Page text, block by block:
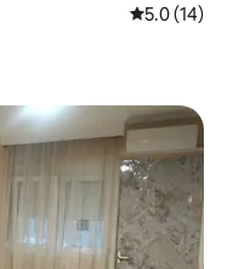
คะแนนเฉลี่ย
5.0 (14)